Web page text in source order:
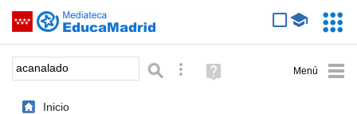
Saltar navegación
Palabra o frase: Búsqueda avanzada
Ayuda
(en
Inicio